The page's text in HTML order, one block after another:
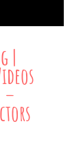
|
–